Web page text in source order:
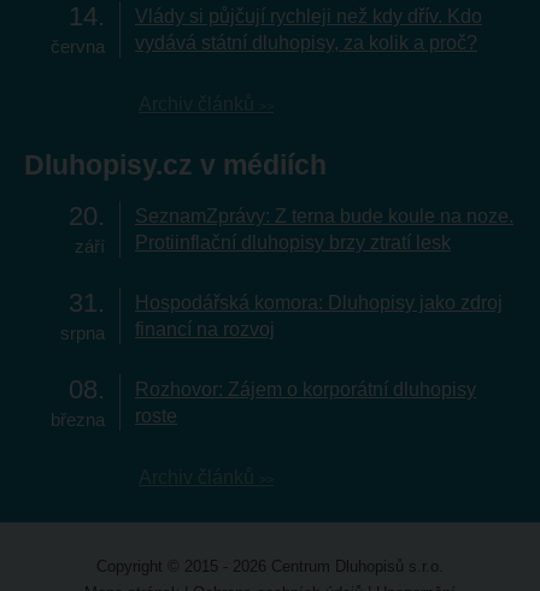
14
června
Vlády si půjčují rychleji než kdy dřív. Kdo
vydává státní dluhopisy, za kolik a proč?
Dluhopisy.cz v médiích
20
září
SeznamZprávy: Z terna bude koule na noze.
Protiinflační dluhopisy brzy ztratí lesk
31
srpna
Hospodářská komora: Dluhopisy jako zdroj
financí na rozvoj
08
března
Rozhovor: Zájem o korporátní dluhopisy
roste
Copyright © 2015 - 2026 Centrum Dluhopisů s.r.o.